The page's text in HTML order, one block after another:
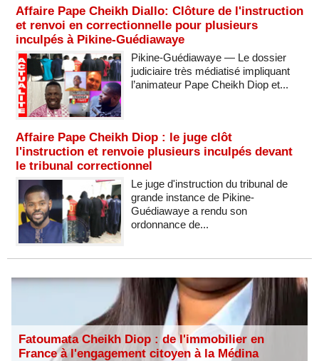
Affaire Pape Cheikh Diallo: Clôture de l'instruction
et renvoi en correctionnelle pour plusieurs
inculpés à Pikine-Guédiawaye
Pikine-Guédiawaye — Le dossier
judiciaire très médiatisé impliquant
l’animateur Pape Cheikh Diop et...
Affaire Pape Cheikh Diop : le juge clôt
l'instruction et renvoie plusieurs inculpés devant
le tribunal correctionnel
Le juge d'instruction du tribunal de
grande instance de Pikine-
Guédiawaye a rendu son
ordonnance de...
Fatoumata Cheikh Diop : de l'immobilier en
France à l'engagement citoyen à la Médina